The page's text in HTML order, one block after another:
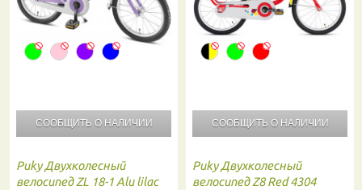
СООБЩИТЬ О НАЛИЧИИ
Puky Двухколесный
велосипед ZL 18-1 Alu lilac
СООБЩИТЬ О НАЛИЧИИ
Puky Двухколесный
велосипед Z8 Red 4304